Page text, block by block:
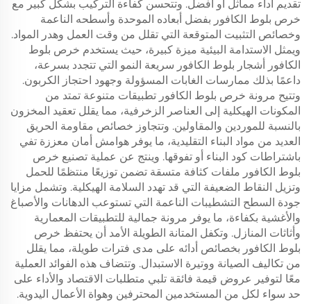
تقديم أداء مماثل أو أفضل. وتتحسن كفاءة التركيب بشكل كبير مع
خرص بلوط الكافور بفضل أبعاده الموحدة وأسطحه الناعمة
وخصائص التثبيت المتوقعة التي تقلل من وقت العمل وهدر المواد.
ويمثل الاستدامة البيئية ميزة كبيرة، حيث يستخدم خرص بلوط
الكافور أشجار بلوط الكافور سريعة النمو التي تتجدد بسرعة،
داعمًا بذلك ممارسات الغابات المسؤولة وجهود احتجاز الكربون.
وتتيح مرونة خرص بلوط الكافور تطبيقات متنوعة تمتد من
المكونات الهيكلية إلى العناصر الزخرفية، مما يقلل تعقيد المخزون
بالنسبة للموردين والمقاولين. وتتجاوز خصائص مقاومة الحريق
العديد من مواد البناء التقليدية، ما يوفر هوامش أمان معززة تفي
باشتراطات كود البناء أو تفوقها. وينتج عن عملية تصنيع خرص
بلوط الكافور ملفات كثافة متسقة تضمن توزيعًا منتظمًا للحمل
وتزيل النقاط الضعيفة التي قد تهدد السلامة الهيكلية. وتشمل مزايا
جودة السطح التشطيبات الناعمة التي تستوعب الدهانات والأصباغ
والأغشية بكفاءة، ما يوفر مرونة جمالية للتطبيقات المعمارية
وأثاثات المنازل. وتكفل المتانة الطويلة الأمد أن يحتفظ خرص
بلوط الكافور بخصائص أدائه على مدى فترات طويلة، مما يقلل
من تكاليف الصيانة ووتيرة الاستبدال. وتتضاف هذه الفوائد العملية
معًا لتوفير عروض قيمة فائقة تلبي متطلبات الاقتصاد والأداء على
حد سواء لكل من المستخدمين المحترفين وهواة الأعمال اليدوية.